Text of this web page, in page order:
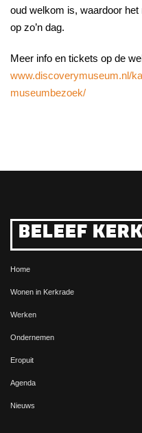
oud welkom is, waardoor
op zo’n dag.
Meer info en tickets op de
www.discoverymuseum.nl/
museumbezoek/
BELEEF
Home
Wonen in Kerkrade
Werken
Ondernemen
Eropuit
Agenda
Nieuws